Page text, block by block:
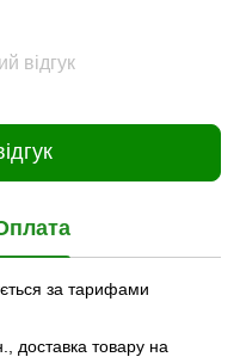
відгук
за тарифами
доставка товару на